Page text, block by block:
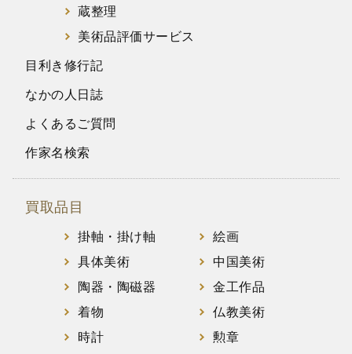
蔵整理
美術品評価サービス
目利き修行記
なかの人日誌
よくあるご質問
作家名検索
買取品目
掛軸・掛け軸
絵画
具体美術
中国美術
陶器・陶磁器
金工作品
着物
仏教美術
時計
勲章